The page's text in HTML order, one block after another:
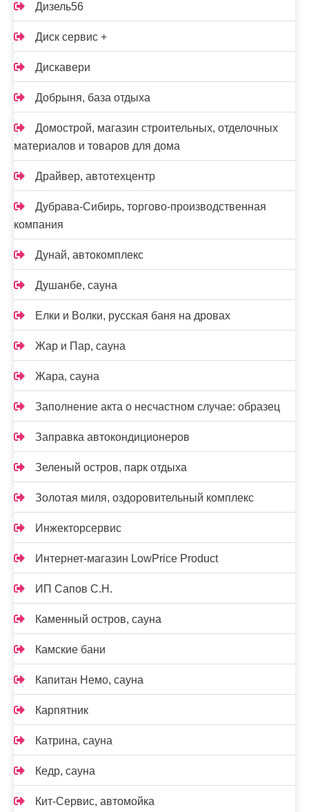
Дизель56
Диск сервис +
Дискавери
Добрыня, база отдыха
Домострой, магазин строительных, отделочных
материалов и товаров для дома
Драйвер, автотехцентр
Дубрава-Сибирь, торгово-производственная
компания
Дунай, автокомплекс
Душанбе, сауна
Елки и Волки, русская баня на дровах
Жар и Пар, сауна
Жара, сауна
Заполнение акта о несчастном случае: образец
Заправка автокондиционеров
Зеленый остров, парк отдыха
Золотая миля, оздоровительный комплекс
Инжекторсервис
Интернет-магазин LowPrice Product
ИП Сапов С.Н.
Каменный остров, сауна
Камские бани
Капитан Немо, сауна
Карпятник
Катрина, сауна
Кедр, сауна
Кит-Сервис, автомойка